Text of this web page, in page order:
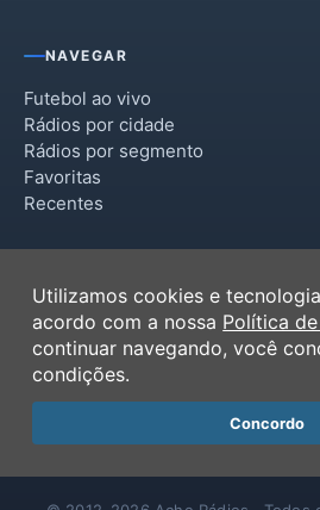
NAVEGAR
Futebol ao vivo
Rádios por cidade
Rádios por segmento
Favoritas
Recentes
Termos de Uso
Política de Privacidade
Ferramentas
Contato
Utilizamos cookies e
acordo com a nossa Política
continuar navegando, você
condições.
Concordo